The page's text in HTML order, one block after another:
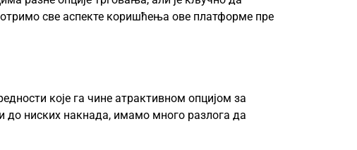
све аспекте коришћења ове платформе пре
које га чине атрактивном опцијом за
до ниских накнада, имамо много разлога да